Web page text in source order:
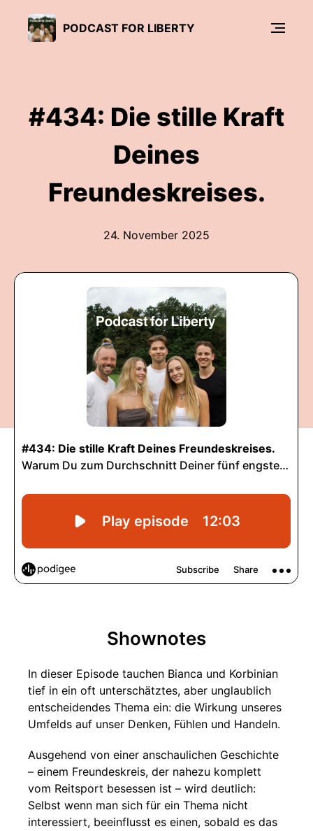
PODCAST FOR LIBERTY
#434: Die stille Kraft
Deines
Freundeskreises.
24. November 2025
Shownotes
In dieser Episode tauchen Bianca und Korbinian
tief in ein oft unterschätztes, aber unglaublich
entscheidendes Thema ein: die Wirkung unseres
Umfelds auf unser Denken, Fühlen und Handeln.
Ausgehend von einer anschaulichen Geschichte
– einem Freundeskreis, der nahezu komplett
vom Reitsport besessen ist – wird deutlich:
Selbst wenn man sich für ein Thema nicht
interessiert, beeinflusst es einen, sobald es das